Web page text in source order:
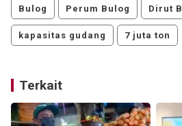
Bulog Perum Bulog Dirut
kapasitas gudang 7 juta ton
Terkait